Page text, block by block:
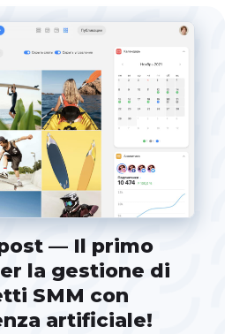
— Il primo
la gestione di
SMM con
artificiale!